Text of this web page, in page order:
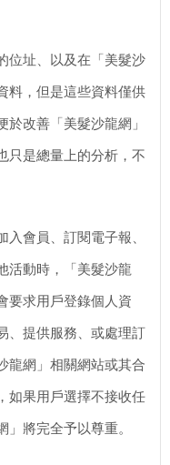
位址、以及在「美髮沙
料，但是這些資料僅供
改善「美髮沙龍網」
只是總量上的分析，不
會員、訂閱電子報、
活動時，「美髮沙龍
要求用戶登錄個人資
、提供服務、或處理訂
龍網」相關網站或其合
如果用戶選擇不接收任
將完全予以尊重。